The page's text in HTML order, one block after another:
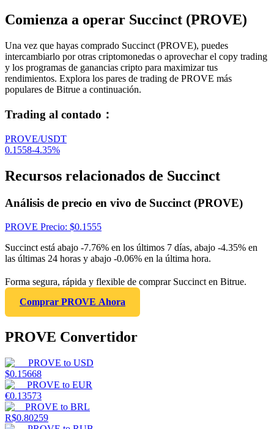
Comienza a operar Succinct (PROVE)
Una vez que hayas comprado Succinct (PROVE), puedes
intercambiarlo por otras criptomonedas o aprovechar el copy trading
y los programas de ganancias cripto para maximizar tus
rendimientos. Explora los pares de trading de PROVE más
populares de Bitrue a continuación.
Trading al contado ：
PROVE/USDT
0.1558-4.35%
Recursos relacionados de Succinct
Análisis de precio en vivo de Succinct (PROVE)
PROVE Precio: $0.1555
Succinct está abajo -7.76% en los últimos 7 días, abajo -4.35% en
las últimas 24 horas y abajo -0.06% en la última hora.
Forma segura, rápida y flexible de comprar Succinct en Bitrue.
Comprar PROVE Ahora
PROVE Convertidor
PROVE to USD
$0.15668
PROVE to EUR
€0.13573
PROVE to BRL
R$0.80259